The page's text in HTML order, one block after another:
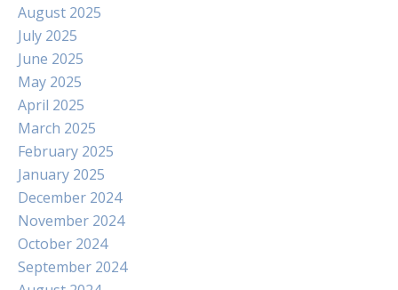
August 2025
July 2025
June 2025
May 2025
April 2025
March 2025
February 2025
January 2025
December 2024
November 2024
October 2024
September 2024